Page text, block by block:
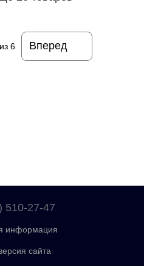
из 6 Вперед
510-27-47
информация
сайта